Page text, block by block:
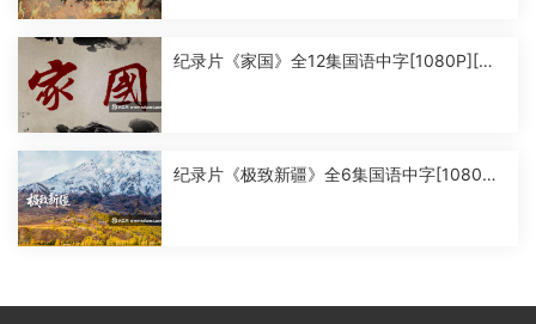
纪录片《家国》全12集国语中字[1080P][MP
纪录片《极致新疆》全6集国语中字[1080P]